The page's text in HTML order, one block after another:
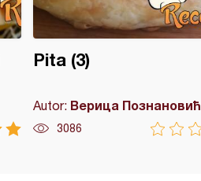
Pita (3)
Autor: Верица Познановић
3086